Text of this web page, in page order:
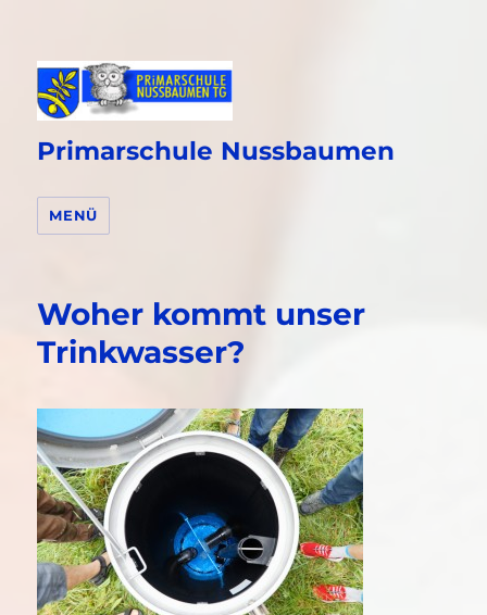
Primarschule Nussbaumen
MENÜ
Woher kommt unser
Trinkwasser?